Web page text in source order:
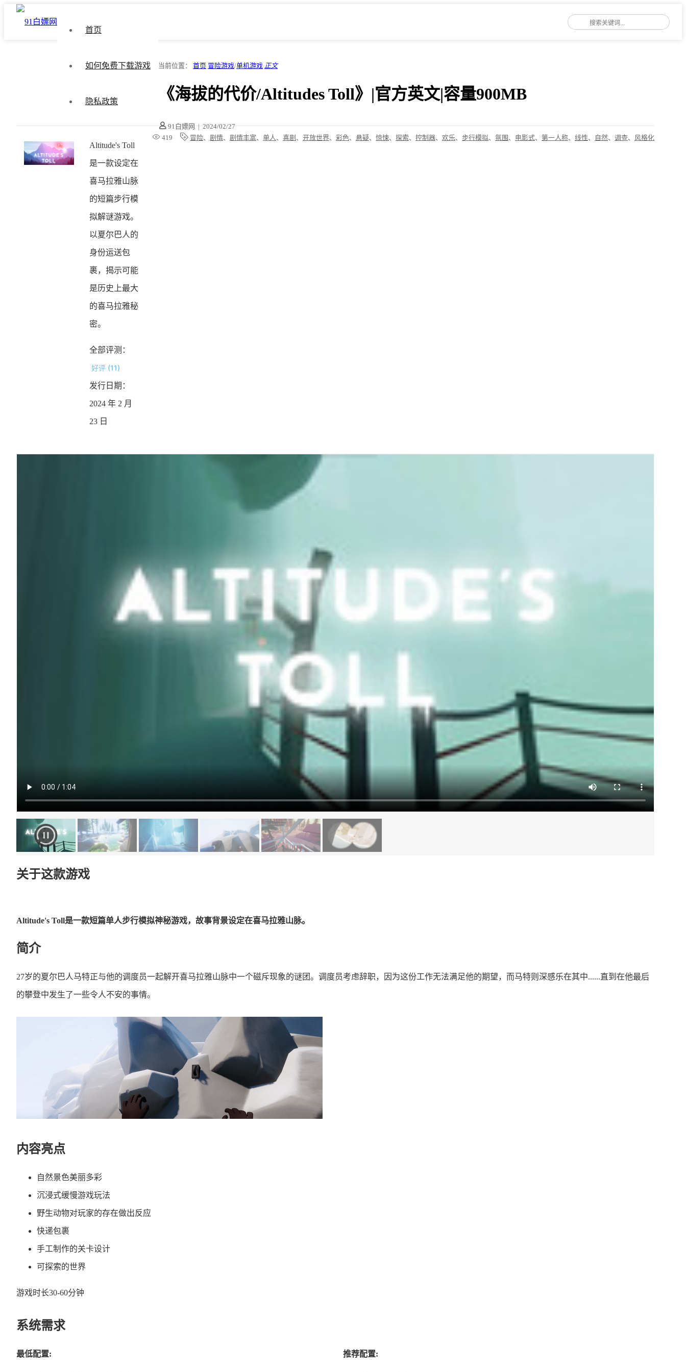
首页
如何免费下载游戏
隐私政策
当前位置： 首页 冒险游戏/单机游戏 正文
《海拔的代价/Altitudes Toll》|官方英文|容量900MB
91白嫖网 | 2024/02/27
419
冒险、 剧情、 剧情丰富、 单人 、 喜剧 、 开放世界、 彩色、 悬疑、 惊悚、 探索、 控制器、 欢乐、 步行模拟、 氛围 、 电影式、 第一人称、 线性、 自然、 调查、 风格化
Altitude's Toll
是一款设定在
喜马拉雅山脉
的短篇步行模
拟解谜游戏。
以夏尔巴人的
身份运送包
裹，揭示可能
是历史上最大
的喜马拉雅秘
密。
全部评测：
好评 (11)
发行日期：
2024 年 2 月
23 日
关于这款游戏
Altitude's Toll是一款短篇单人步行模拟神秘游戏，故事背景设定在喜马拉雅山脉。
简介
27岁的夏尔巴人马特正与他的调度员一起解开喜马拉雅山脉中一个磁斥现象的谜团。调度员考虑辞职，因为这份工作无法满足他的期望，而马特则深感乐在其中......直到在他最后
的攀登中发生了一些令人不安的事情。
内容亮点
自然景色美丽多彩
沉浸式缓慢游戏玩法
野生动物对玩家的存在做出反应
快递包裹
手工制作的关卡设计
可探索的世界
游戏时长30-60分钟
系统需求
最低配置: 推荐配置: